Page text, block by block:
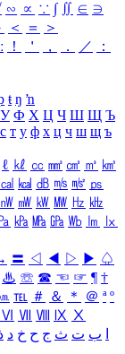
∽ ∝ ∵ ∫ ∬ ∈ ∋
＜ ＝
＞
ː ！ ＇ ， ． ／
：
ŧ ŋ ŉ
У Ф Х Ц Ч Ш Щ Ъ
с т у ф х ц ч ш щ ъ
ℓ ㎘ ㏄ ㎣ ㎤ ㎥ ㎦
㎈ ㎉ ㏈ ㎧ ㎨ ㎰
㎻ ㎽ ㎾ ㎿ ㎐ ㎑
㎩ ㎪ ㎫ ㎬ ㏝ ㏐
㏓
〓 ◁ ◀ ▷ ▶ ♤
♨ ☏ ☎ ☜ ☞ ¶ †
℡ ＃ ＆ ＊ ＠ ª º
Ⅵ Ⅶ Ⅷ Ⅸ Ⅹ
ب ت ث ج ح خ د